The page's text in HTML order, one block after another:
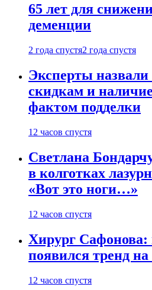
65 лет для
деменции
2 года спустя2 года спустя
Эксперты назвали
скидкам и
фактом подделки
12 часов спустя
Светлана
в колготках
«Вот это ноги…»
12 часов спустя
Хирург Сафонова:
появился тренд на
12 часов спустя